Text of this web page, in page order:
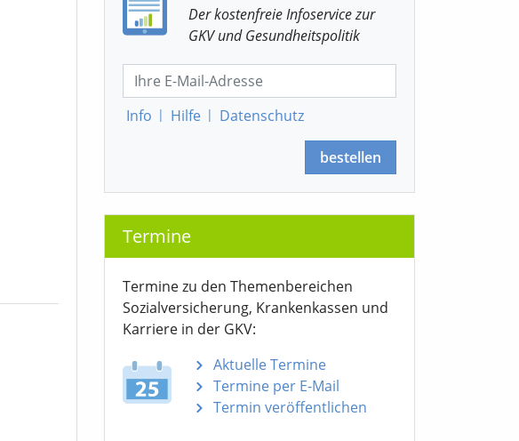
Der kostenfreie Infoservicezur
GKVund Gesundheitspolitik
Info | Hilfe | Datenschutz
bestellen
Termine
Termine zu den Themen­bereichen
Sozialver­sicherung, Krankenkassen und
Karriere in der GKV:
Aktuelle Termine
Termine per E-Mail
Termin veröffentlichen